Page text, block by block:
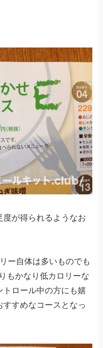
が得られるようなお
ー自体は多いものでも
もかなり低カロリーな
トロール中の方にも嬉
すすめなコースとなっ